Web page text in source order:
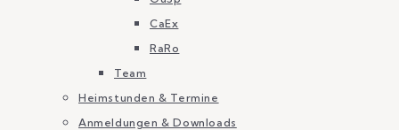
CaEx
RaRo
Team
Heimstunden & Termine
Anmeldungen & Downloads